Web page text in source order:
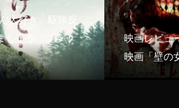
大好き、駆除反
しょう「ブラッ
映画レビュ
映画「壁の